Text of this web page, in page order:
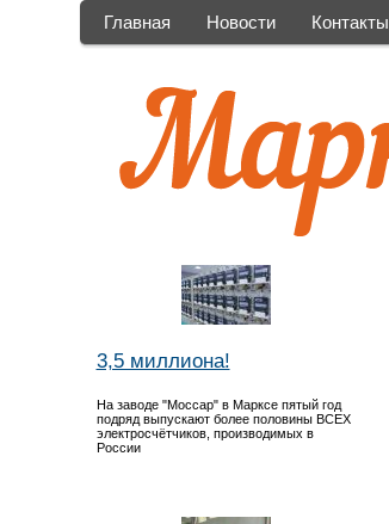
Главная Новости Контакты
3,5 миллиона!
На заводе "Моссар" в Марксе пятый год
подряд выпускают более половины ВСЕХ
электросчётчиков, производимых в
России